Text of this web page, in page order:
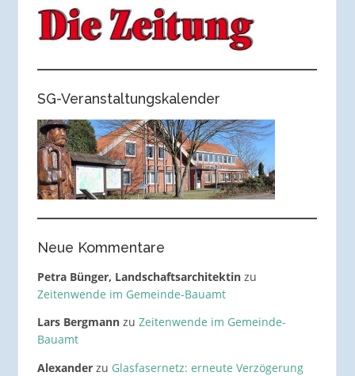
SG-Veranstaltungskalender
Neue Kommentare
Petra Bünger, Landschaftsarchitektinzu
Zeitenwende im Gemeinde-Bauamt
Lars Bergmannzu Zeitenwende im Gemeinde-
Bauamt
Alexanderzu Glasfasernetz: erneute Verzögerung